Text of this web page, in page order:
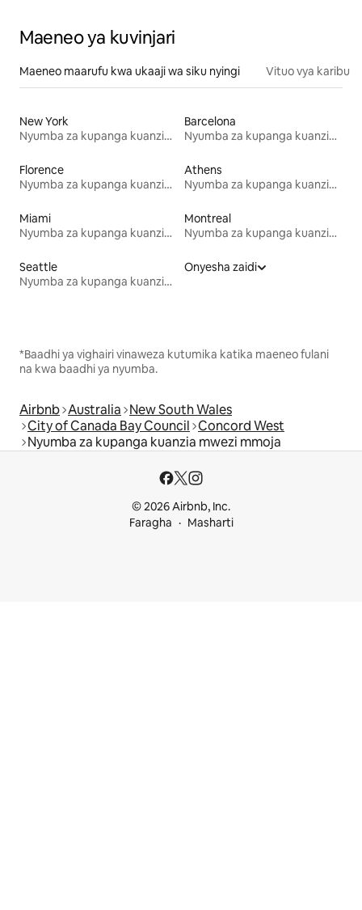
Maeneo ya kuvinjari
Maeneo maarufu kwa ukaaji wa siku nyingi Vituo vya karibu
New York
Nyumba za kupanga kuanzia mwezi mmoja
Barcelona
Nyumba za kupanga kuanzia mwezi mmoja
Florence
Nyumba za kupanga kuanzia mwezi mmoja
Athens
Nyumba za kupanga kuanzia mwezi mmoja
Miami
Nyumba za kupanga kuanzia mwezi mmoja
Montreal
Nyumba za kupanga kuanzia mwezi mmoja
Seattle
Nyumba za kupanga kuanzia mwezi mmoja
Onyesha zaidi
*Baadhi ya vighairi vinaweza kutumika katika maeneo fulani
na kwa baadhi ya nyumba.
Airbnb Australia New South Wales
City of Canada Bay Council Concord West
Nyumba za kupanga kuanzia mwezi mmoja
© 2026 Airbnb, Inc.
Faragha
Masharti